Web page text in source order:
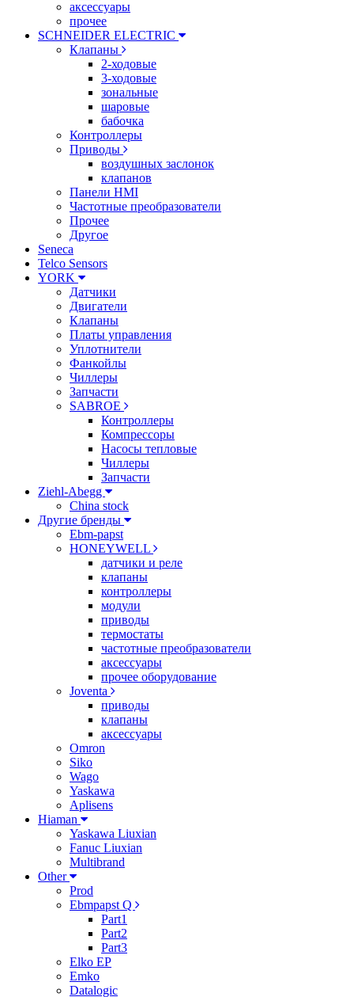
аксессуары
прочее
SCHNEIDER ELECTRIC
Клапаны
2-ходовые
3-ходовые
зональные
шаровые
бабочка
Контроллеры
Приводы
воздушных заслонок
клапанов
Панели HMI
Частотные преобразователи
Прочее
Другое
Seneca
Telco Sensors
YORK
Датчики
Двигатели
Клапаны
Платы управления
Уплотнители
Фанкойлы
Чиллеры
Запчасти
SABROE
Контроллеры
Компрессоры
Насосы тепловые
Чиллеры
Запчасти
Ziehl-Abegg
China stock
Другие бренды
Ebm-papst
HONEYWELL
датчики и реле
клапаны
контроллеры
модули
приводы
термостаты
частотные преобразователи
аксессуары
прочее оборудование
Joventa
приводы
клапаны
аксессуары
Omron
Siko
Wago
Yaskawa
Aplisens
Hiaman
Yaskawa Liuxian
Fanuc Liuxian
Multibrand
Other
Prod
Ebmpapst Q
Part1
Part2
Part3
Elko EP
Emko
Datalogic